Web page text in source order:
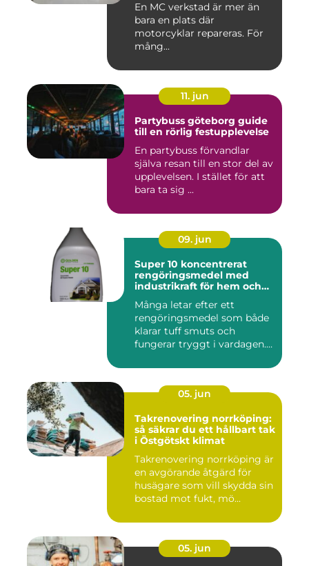
En MC verkstad är mer än
bara en plats där
motorcyklar repareras. För
mång...
11. jun
Partybuss göteborg guide
till en rörlig festupplevelse
En partybuss förvandlar
själva resan till en stor del av
upplevelsen. I stället för att
bara ta sig ...
09. jun
Super 10 koncentrerat
rengöringsmedel med
industrikraft för hem och
Många letar efter ett
rengöringsmedel som både
klarar tuff smuts och
fungerar tryggt i vardagen.
05. jun
Takrenovering norrköping:
så säkrar du ett hållbart tak
i Östgötskt klimat
Takrenovering norrköping är
en avgörande åtgärd för
husägare som vill skydda sin
bostad mot fukt, mö...
05. jun